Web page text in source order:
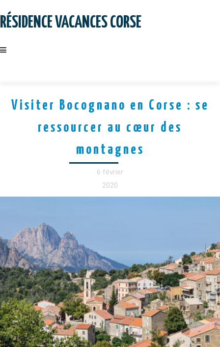
toRÉSIDENCE VACANCES CORSE
Visiter Bocognano en Corse : se
ressourcer au cœur des
montagnes
6 février
2020